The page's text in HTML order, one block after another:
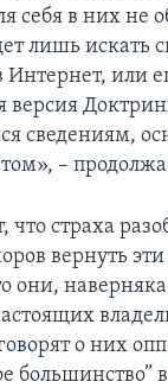
себя в них
лишь искать
Интернет, или
версия
сведениям,
–
страха
вернуть эти
они,
о них
большинство”